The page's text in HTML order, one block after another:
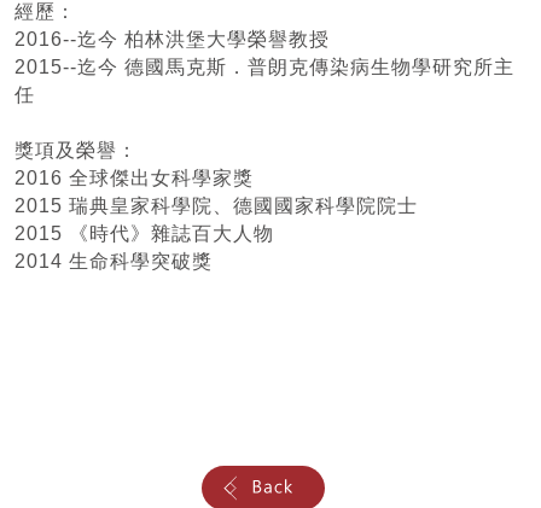
經歷：
2016--迄今 柏林洪堡大學榮譽教授
2015--迄今 德國馬克斯．普朗克傳染病生物學研究所主
任
獎項及榮譽：
2016 全球傑出女科學家獎
2015 瑞典皇家科學院、德國國家科學院院士
2015 《時代》雜誌百大人物
2014 生命科學突破獎